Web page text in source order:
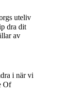
uteliv
dra dit
av
i när vi
Of